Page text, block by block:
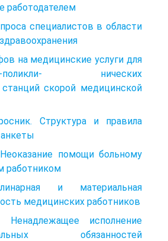
работодателем
специалистов в области
на медицинские услуги для
поликли- нических
скорой медицинской
Структура и правила
помощи больному
работником
и материальная
медицинских работников
Ненадлежащее исполнение
обязанностей